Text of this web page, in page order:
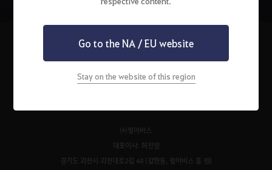
Go to the NA / EU website
Stay on the website of this region
펄어비스 서비스 이용약관 검은사막 서비스 이용약관 개인정보처리방침
㈜펄어비스
대표이사: 허진영
경기도 과천시 과천대로2길 48 (갈현동, 펄어비스 홈 원)